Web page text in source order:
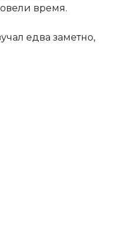
время.
едва заметно,